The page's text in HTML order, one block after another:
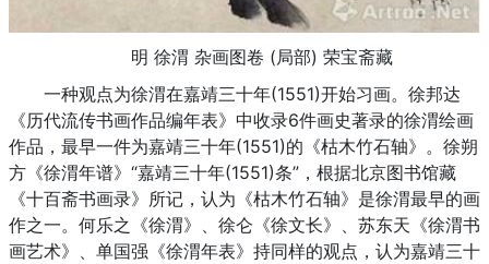
明 徐渭 杂画图卷 (局部) 荣宝斋藏
一种观点为徐渭在嘉靖三十年(1551)开始习画。徐邦达
《历代流传书画作品编年表》中收录6件画史著录的徐渭绘画
作品，最早一件为嘉靖三十年(1551)的《枯木竹石轴》。徐朔
方《徐渭年谱》“嘉靖三十年(1551)条”，根据北京图书馆藏
《十百斋书画录》所记，认为《枯木竹石轴》是徐渭最早的画
作之一。何乐之《徐渭》、徐仑《徐文长》、苏东天《徐渭书
画艺术》、单国强《徐渭年表》持同样的观点，认为嘉靖三十